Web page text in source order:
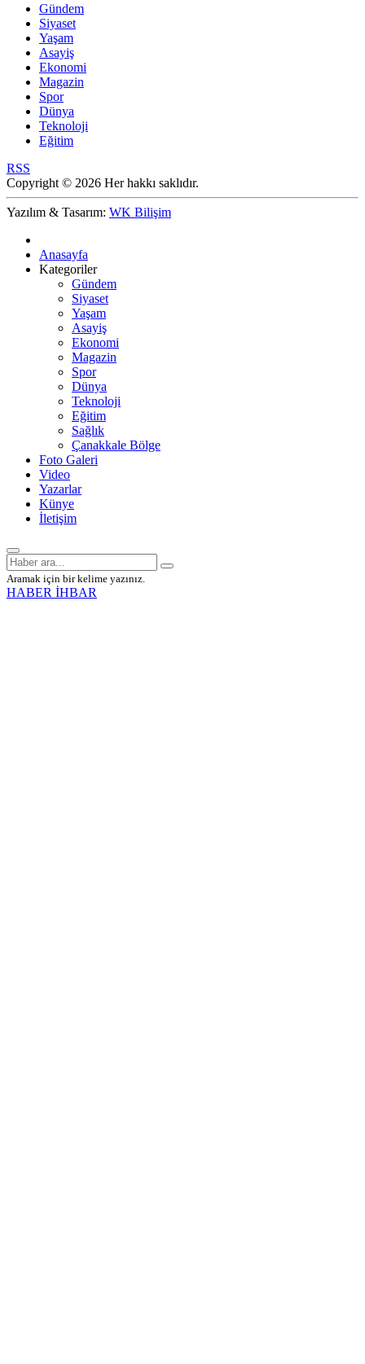
Gündem
Siyaset
Yaşam
Asayiş
Ekonomi
Magazin
Spor
Dünya
Teknoloji
Eğitim
RSS
Copyright © 2026 Her hakkı saklıdır.
Yazılım & Tasarım: WK Bilişim
Anasayfa
Kategoriler
Gündem
Siyaset
Yaşam
Asayiş
Ekonomi
Magazin
Spor
Dünya
Teknoloji
Eğitim
Sağlık
Çanakkale Bölge
Foto Galeri
Video
Yazarlar
Künye
İletişim
Aramak için bir kelime yazınız.
HABER İHBAR